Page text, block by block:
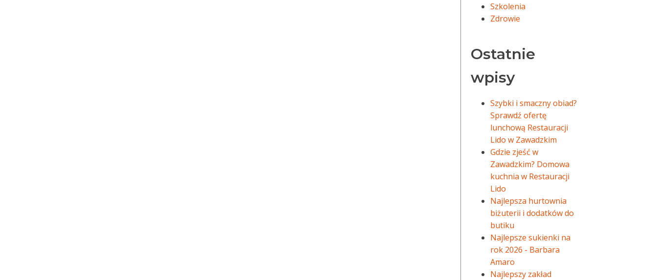
Szkolenia
Zdrowie
Ostatnie
wpisy
Szybki i smaczny obiad?
Sprawdź ofertę
lunchową Restauracji
Lido w Zawadzkim
Gdzie zjeść w
Zawadzkim? Domowa
kuchnia w Restauracji
Lido
Najlepsza hurtownia
biżuterii i dodatków do
butiku
Najlepsze sukienki na
rok 2026 - Barbara
Amaro
Najlepszy zakład